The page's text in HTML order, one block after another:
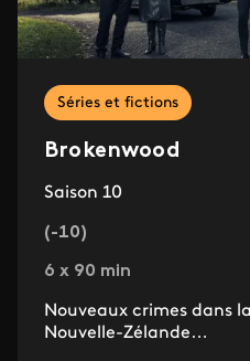
Séries et fictions
Brokenwood
Saison 10
(-10)
6 x 90 min
Nouveaux crimes dans
Nouvelle-Zélande…